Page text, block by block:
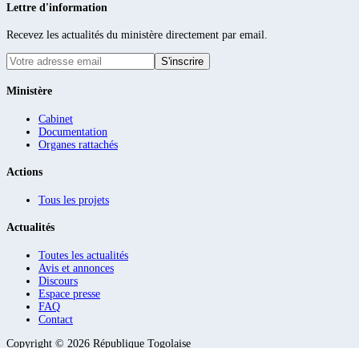
Lettre d'information
Recevez les actualités du ministère directement par email.
S'inscrire
Ministère
Cabinet
Documentation
Organes rattachés
Actions
Tous les projets
Actualités
Toutes les actualités
Avis et annonces
Discours
Espace presse
FAQ
Contact
Copyright © 2026 République Togolaise